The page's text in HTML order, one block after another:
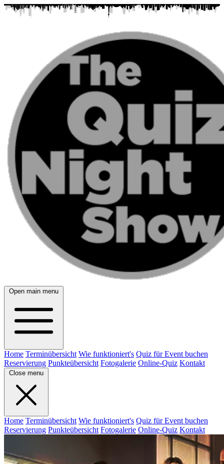
Open main menu
Home Terminübersicht Wie funktioniert's Quiz für Event buchen
Reservierung Punkteübersicht Fotogalerie Online-Quiz Kontakt
Close menu
Home Terminübersicht Wie funktioniert's Quiz für Event buchen
Reservierung Punkteübersicht Fotogalerie Online-Quiz Kontakt